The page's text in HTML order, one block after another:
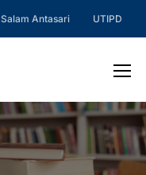
Salam Antasari UTIPD